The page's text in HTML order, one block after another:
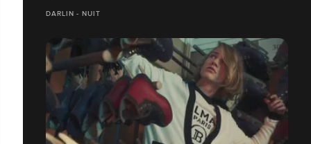
DARLIN - NUIT